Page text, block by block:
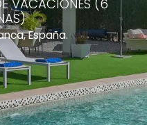
VACACIONES (6
España.